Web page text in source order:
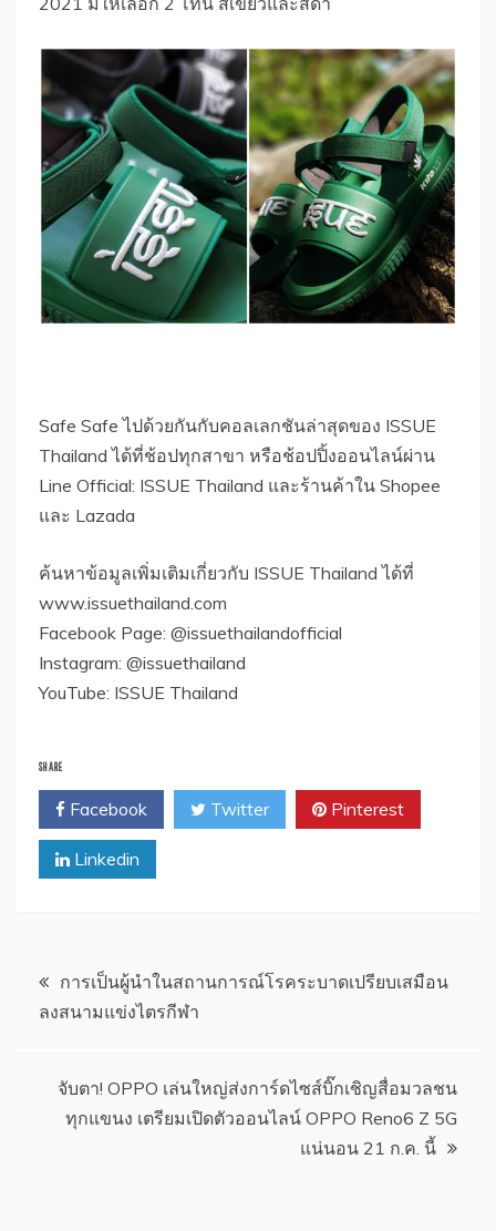
Safe Safe ไปด้วยกันกับคอลเลกชันล่าสุดของ ISSUE
Thailand ได้ที่ช้อปทุกสาขา หรือช้อปปิ้งออนไลน์ผ่าน
Line Official: ISSUE Thailand และร้านค้าใน Shopee
และ Lazada
ค้นหาข้อมูลเพิ่มเติมเกี่ยวกับ ISSUE Thailand ได้ที่
www.issuethailand.com
Facebook Page: @issuethailandofficial
Instagram: @issuethailand
YouTube: ISSUE Thailand
SHARE
Facebook Twitter Pinterest
Linkedin
แนะแนว
การเป็นผู้นำในสถานการณ์โรคระบาดเปรียบเสมือน
ลงสนามแข่งไตรกีฬา
จับตา! OPPO เล่นใหญ่ส่งการ์ดไซส์บิ๊กเชิญสื่อมวลชน
ทุกแขนง เตรียมเปิดตัวออนไลน์ OPPO Reno6 Z 5G
แน่นอน 21 ก.ค. นี้